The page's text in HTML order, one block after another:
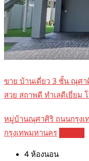
ขาย บ้านเดี่ยว 3 ชั้น ณุศา
สวย สถาพดี ทำเลดีเยี่ยม
หมู่บ้านณุศาศิริ ถนนกรุงเ
กรุงเทพมหานคร
4 ห้องนอน